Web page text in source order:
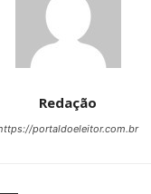
Redação
portaldoeleitor.com.br